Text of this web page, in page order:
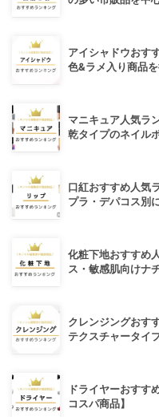
アイシャドウおす
色&ラメ入り商品を
マニキュア人気ラ
乾タイプのネイル
口紅おすすめ人気
プラ・デパコス別
化粧下地おすすめ
ス・敏感肌向けナ
クレンジングおす
テクスチャータイ
ドライヤーおすす
コスパ商品】